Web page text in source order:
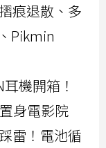
痕退散、多
Pikmin
機開箱！
身電影院
雷！電池循